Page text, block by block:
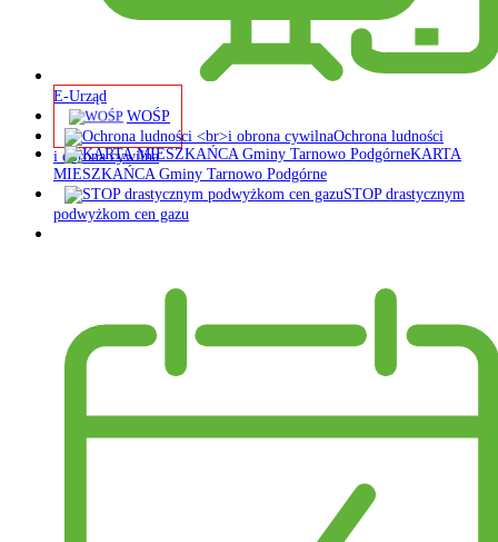
E-Urząd
WOŚP
Ochrona ludności
i obrona cywilna
KARTA
MIESZKAŃCA Gminy Tarnowo Podgórne
STOP drastycznym
podwyżkom cen gazu